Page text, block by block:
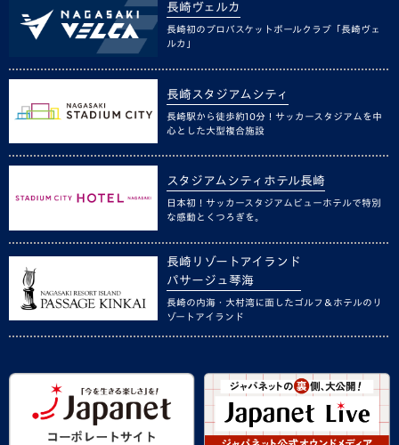
長崎ヴェルカ
長崎初のプロバスケットボールクラブ「長崎ヴェ
ルカ」
長崎スタジアムシティ
長崎駅から徒歩約10分！サッカースタジアムを中
心とした大型複合施設
スタジアムシティホテル長崎
日本初！サッカースタジアムビューホテルで特別
な感動とくつろぎを。
長崎リゾートアイランド
パサージュ琴海
長崎の内海・大村湾に面したゴルフ＆ホテルのリ
ゾートアイランド